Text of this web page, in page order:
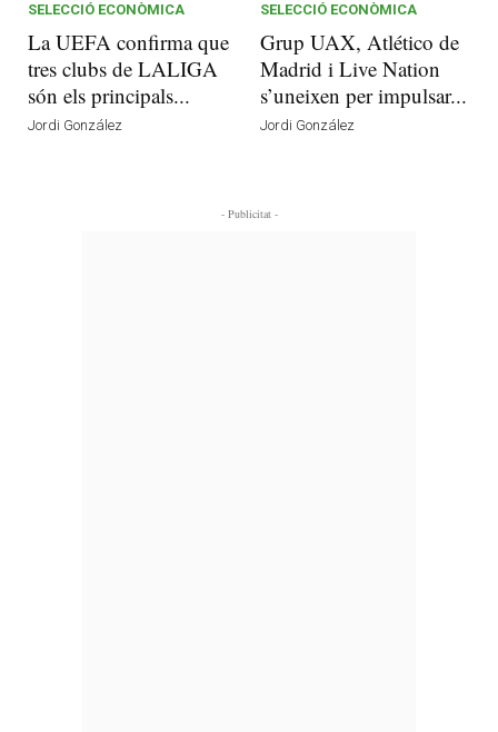
SELECCIÓ ECONÒMICA
La UEFA confirma que
tres clubs de LALIGA
són els principals...
Jordi González
SELECCIÓ ECONÒMICA
Grup UAX, Atlético de
Madrid i Live Nation
s’uneixen per impulsar...
Jordi González
- Publicitat -